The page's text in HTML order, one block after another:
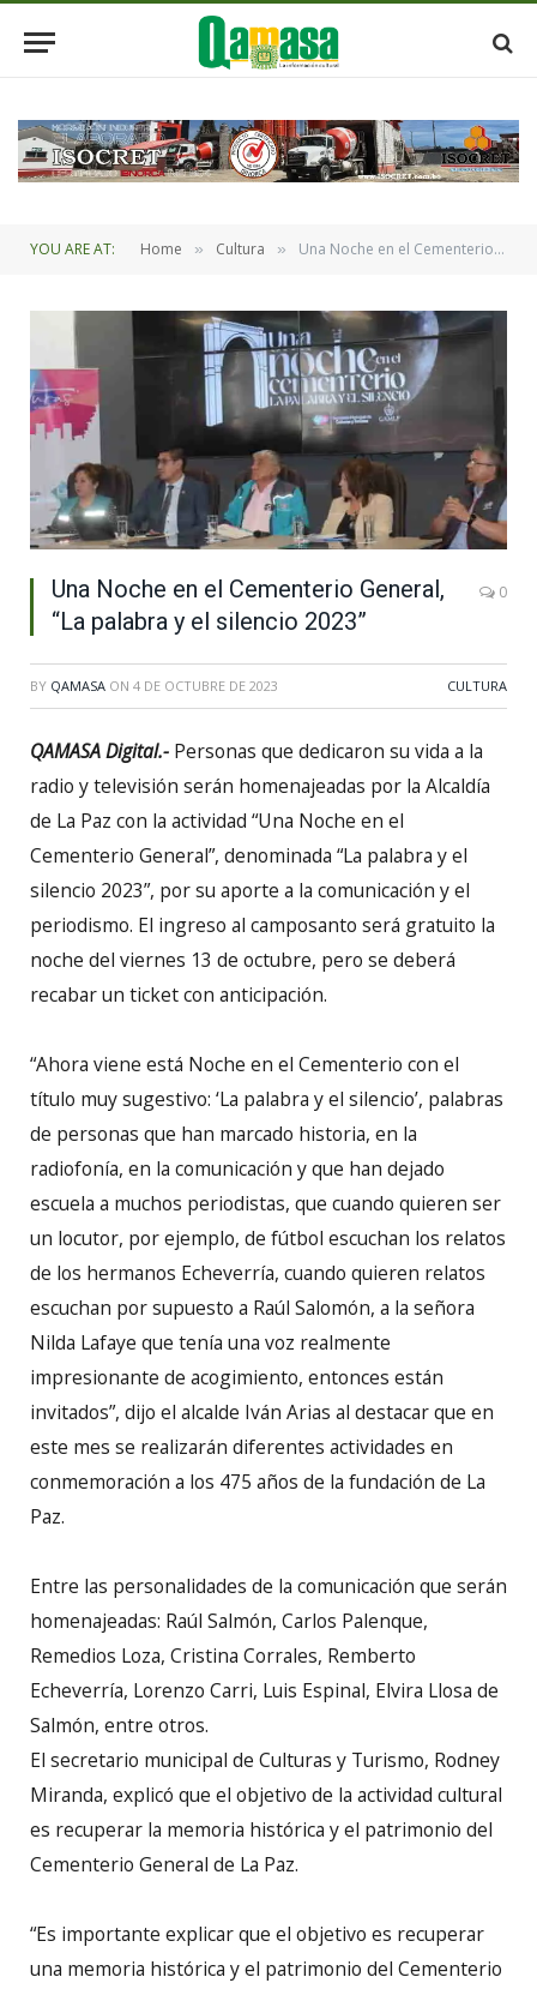
YOU ARE AT: Home » Cultura » Una Noche en el Cementerio General, “La palabra y el silencio 2023”
Una Noche en el Cementerio General,
“La palabra y el silencio 2023”
0
BY QAMASA ON 4 DE OCTUBRE DE 2023 CULTURA
QAMASA Digital.- Personas que dedicaron su vida a la
radio y televisión serán homenajeadas por la Alcaldía
de La Paz con la actividad “Una Noche en el
Cementerio General”, denominada “La palabra y el
silencio 2023”, por su aporte a la comunicación y el
periodismo. El ingreso al camposanto será gratuito la
noche del viernes 13 de octubre, pero se deberá
recabar un ticket con anticipación.
“Ahora viene está Noche en el Cementerio con el
título muy sugestivo: ‘La palabra y el silencio’, palabras
de personas que han marcado historia, en la
radiofonía, en la comunicación y que han dejado
escuela a muchos periodistas, que cuando quieren ser
un locutor, por ejemplo, de fútbol escuchan los relatos
de los hermanos Echeverría, cuando quieren relatos
escuchan por supuesto a Raúl Salomón, a la señora
Nilda Lafaye que tenía una voz realmente
impresionante de acogimiento, entonces están
invitados”, dijo el alcalde Iván Arias al destacar que en
este mes se realizarán diferentes actividades en
conmemoración a los 475 años de la fundación de La
Paz.
Entre las personalidades de la comunicación que serán
homenajeadas: Raúl Salmón, Carlos Palenque,
Remedios Loza, Cristina Corrales, Remberto
Echeverría, Lorenzo Carri, Luis Espinal, Elvira Llosa de
Salmón, entre otros.
El secretario municipal de Culturas y Turismo, Rodney
Miranda, explicó que el objetivo de la actividad cultural
es recuperar la memoria histórica y el patrimonio del
Cementerio General de La Paz.
“Es importante explicar que el objetivo es recuperar
una memoria histórica y el patrimonio del Cementerio